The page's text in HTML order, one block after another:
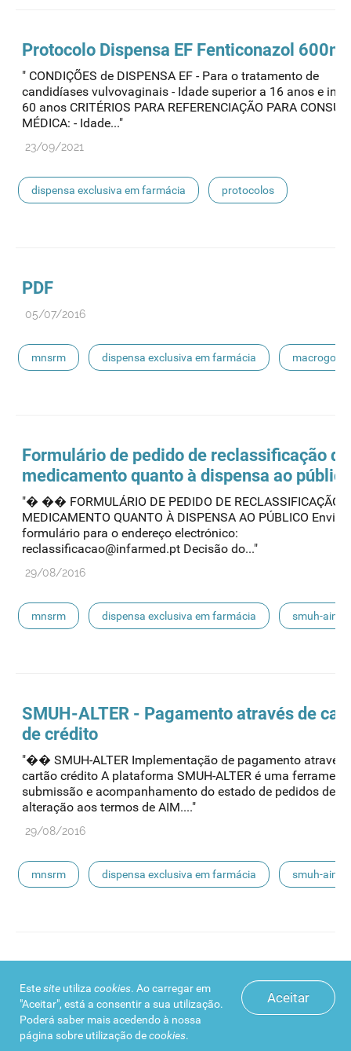
Protocolo Dispensa EF Fenticonazol
" CONDIÇÕES de DISPENSA EF - Para o tratamento de
candidíases vulvovaginais - Idade superior a 16 anos e
60 anos CRITÉRIOS PARA REFERENCIAÇÃO PARA
MÉDICA: - Idade..."
23/09/2021
dispensa exclusiva em farmácia protocolos
PDF
05/07/2016
mnsrm dispensa exclusiva em farmácia macrogol
ibuprofeno paracetamol codeina buclizina
picetoprofeno contraceção de emergência
floroglucinol e simeticone
lidocaína prilocaína
Formulário de pedido de reclassificação do
medicamento quanto à dispensa ao público
"� �� FORMULÁRIO DE PEDIDO DE RECLASSIFICAÇÃO
MEDICAMENTO QUANTO À DISPENSA AO PÚBLICO Enviar
formulário para o endereço electrónico:
reclassificacao@infarmed.pt Decisão do..."
29/08/2016
mnsrm dispensa exclusiva em farmácia smuh-aim
SMUH-ALTER - Pagamento através de
de crédito
"�� SMUH-ALTER Implementação de pagamento através
cartão crédito A plataforma SMUH-ALTER é uma
submissão e acompanhamento do estado de pedidos de
alteração aos termos de AIM...."
29/08/2016
mnsrm dispensa exclusiva em farmácia smuh-aim
escoamento smuh-alter procedimentos nacionais
(EN) - versão 2, agosto 2013
" External User Manual Page 1 of 62 Version 2,
Aceitar
Estesite utiliza cookies. Ao carregar em
"Aceitar", está a consentir a sua utilização.
Poderá saber mais acedendo à nossa
página sobre utilização decookies.